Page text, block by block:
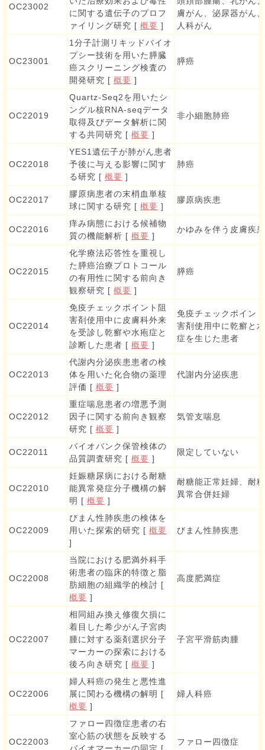
OC23002
に関する遺伝子のプロフ
ァイリング研究 [ 概要 ]
膚がん、泌尿器がん
人科がん
OC23001
1分子計測リキッドバイオ
プシー技術を用いた膵臓
癌スクリーニング検査の
開発研究 [ 概要 ]
膵癌
OC22019
Quartz-Seq2を用いたシ
ングル核RNA-seqデータ
取得及びデータ解析に関
する共同研究 [ 概要 ]
非小細胞肺癌
OC22018
YES1遺伝子が肺がん患者
予後に与える影響に関す
る研究 [ 概要 ]
肺癌
OC22017
膠原病患者の末梢血単核
球に関する研究 [ 概要 ]
膠原病疾患
OC22016
痒み病態における候補物
質の機能解析 [ 概要 ]
かゆみを伴う皮膚疾患
OC22015
化学療法応答性を重視し
た膵癌治療プロトコール
の有用性に関する前向き
観察研究 [ 概要 ]
膵癌
OC22014
免疫チェックポイント阻
害剤使用中に皮膚科外来
を受診し乾癬や水疱症と
診断した患者 [ 概要 ]
免疫チェックポイン
害剤使用中に乾癬と
症を生じた患者
OC22013
代謝内分泌疾患患者の検
体を用いた化合物の薬理
評価 [ 概要 ]
代謝内分泌疾患
OC22012
重症喘息患者の増悪予測
因子に関する前向き観察
研究 [ 概要 ]
気管支喘息
OC22011
バイオバンク保管検体の
品質調査研究 [ 概要 ]
限定していない
OC22010
妊娠糖尿病における耐糖
能異常発症分子機構の解
明 [ 概要 ]
耐糖能正常妊婦、耐
異常合併妊婦
OC22009
びまん性肺疾患の検体を
用いた探索的研究 [ 概要
]
びまん性肺疾患
OC22008
当院における肥満外科手
術患者の臨床的特徴と脂
肪細胞の組織学的検討 [
概要 ]
高度肥満症
OC22007
相同組み換え修復欠損に
着目した希少がん子宮肉
腫に対する薬剤選択分子
マーカーの探索における
後ろ向き研究 [ 概要 ]
子宮平滑筋肉腫
OC22006
婦人科癌の発生と悪性進
展に関わる機構の解明 [
概要 ]
婦人科癌
OC22003
ファロー四徴症患者の右
室心筋の状態を反映する
バイオマーカーの同定 [
ファロー四徴症